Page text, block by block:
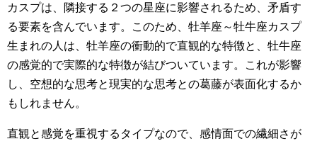
カスプは、隣接する２つの星座に影響されるため、矛盾す
る要素を含んでいます。このため、牡羊座～牡牛座カスプ
生まれの人は、牡羊座の衝動的で直観的な特徴と、牡牛座
の感覚的で実際的な特徴が結びついています。これが影響
し、空想的な思考と現実的な思考との葛藤が表面化するか
もしれません。
直観と感覚を重視するタイプなので、感情面での繊細さが